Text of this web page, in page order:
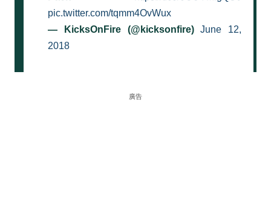
pic.twitter.com/tqmm4OvWux
— KicksOnFire (@kicksonfire)June 12,
2018
廣告